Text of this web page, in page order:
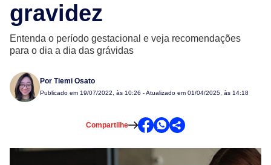
gravidez
Entenda o período gestacional e veja recomendações
para o dia a dia das grávidas
Por Tiemi Osato
Publicado em 19/07/2022, às 10:26 - Atualizado em 01/04/2025, às 14:18
Compartilhe